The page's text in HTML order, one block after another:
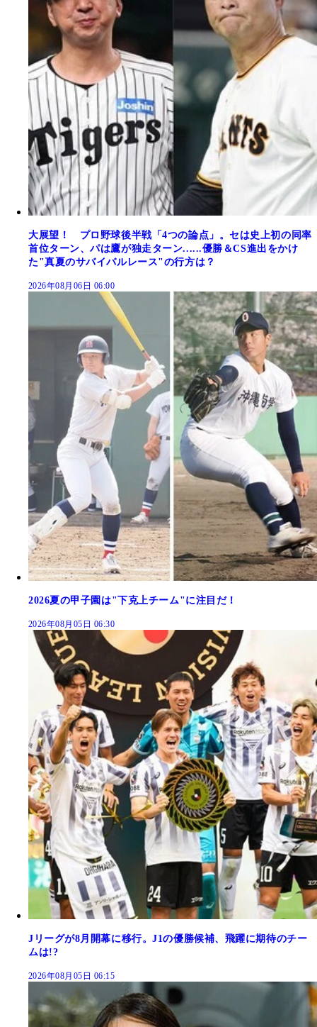
大展望！ プロ野球後半戦「4つの論点」。セは史上初の同率
首位ターン、パは鷹が独走ターン......優勝＆CS進出をかけ
た"真夏のサバイバルレース"の行方は？
2026年08月06日 06:00
2026夏の甲子園は"下克上チーム"に注目だ！
2026年08月05日 06:30
Jリーグが8月開幕に移行。J1の優勝候補、飛躍に期待のチー
ムは!?
2026年08月05日 06:15